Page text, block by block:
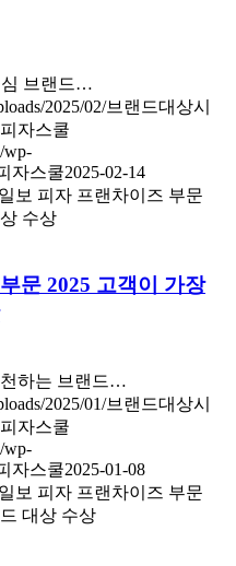
심 브랜드…
2025/02/브랜드대상시
피자스쿨
wp-
자스쿨2025-02-14
보 피자 프랜차이즈 부문
수상
문 2025 고객이 가장
천하는 브랜드…
2025/01/브랜드대상시
피자스쿨
wp-
자스쿨2025-01-08
보 피자 프랜차이즈 부문
대상 수상